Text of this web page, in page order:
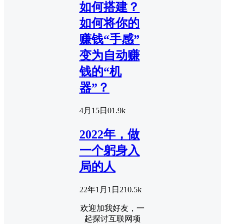
如何搭建？
如何将你的
赚钱“手感”
变为自动赚
钱的“机
器”？
4月15日 01.9k
2022年，做
一个躬身入
局的人
22年1月1日 210.5k
欢迎加我好友，一
起探讨互联网项